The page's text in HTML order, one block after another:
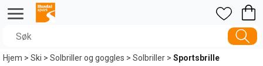
Hjem>Ski>Solbriller og goggles>Solbriller>Sportsbrille